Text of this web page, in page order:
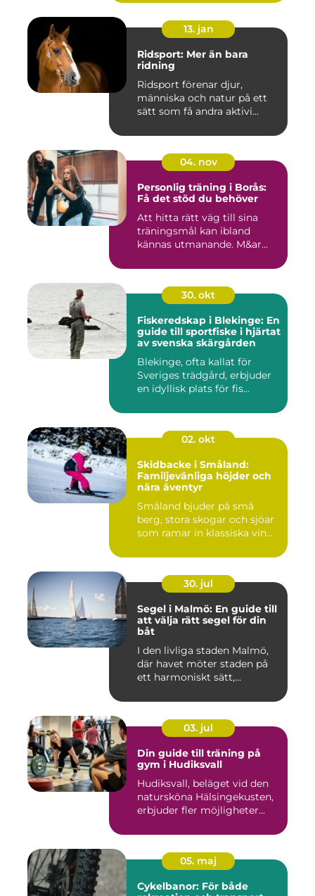
13. jan
Ridsport: Mer än bara
ridning
Ridsport förenar djur,
människa och natur på ett
sätt som få andra aktivi...
04. nov
Personlig träning i Borås:
Få det stöd du behöver
Att hitta rätt väg till sina
träningsmål kan ibland
kännas utmanande. M&ar...
30. okt
Fiskeredskap i Blekinge: En
guide till sportfiske i hjärtat
av svenska skärgården
Blekinge, ofta kallat för
Sveriges trädgård, erbjuder
en idyllisk plats för fis...
02. okt
Skidbacke i Småland:
Familjevänliga höjder och
nära äventyr
Småland bjuder på små
berg, stora skogar och sjöar
som ramar in klassiska vin...
30. jul
Segel i Malmö: En guide till
att välja rätt segel för din
båt
I den livliga staden Malmö,
där havet möter staden på
ett harmoniskt sätt,...
03. jul
Din guide till träning på
gym i Hudiksvall
Hudiksvall, beläget vid den
natursköna Hälsingekusten,
erbjuder fler möjligheter...
05. maj
Cykelbanor: För både